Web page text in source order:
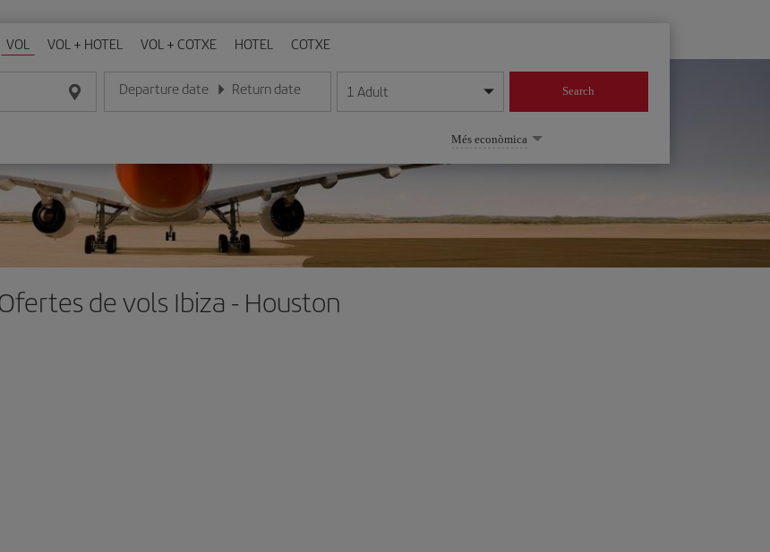
VOL VOL + HOTEL VOL + COTXE HOTEL COTXE
Departure date
Introduce la fecha en format dia/mes/any
Return date
Introduce la fecha en format dia/mes/any
1 Adult Search
Més econòmica
de vols Ibiza - Houston